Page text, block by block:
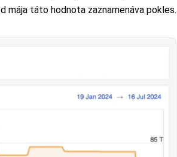
mája táto hodnota zaznamenáva pokles.